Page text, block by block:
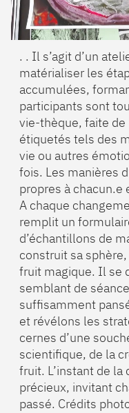
. . Il s’agit d’un
matérialiser les
accumulées,
participants sont
vie-thèque, faite
étiquetés tels des
vie ou autres
fois. Les manières
propres à chacun.e
A chaque
remplit un
d’échantillons de
construit sa
fruit magique. Il se
semblant de
suffisamment
et révélons les
cernes d’une
scientifique, de la
fruit. L’instant de
précieux, invitant
passé. Crédits